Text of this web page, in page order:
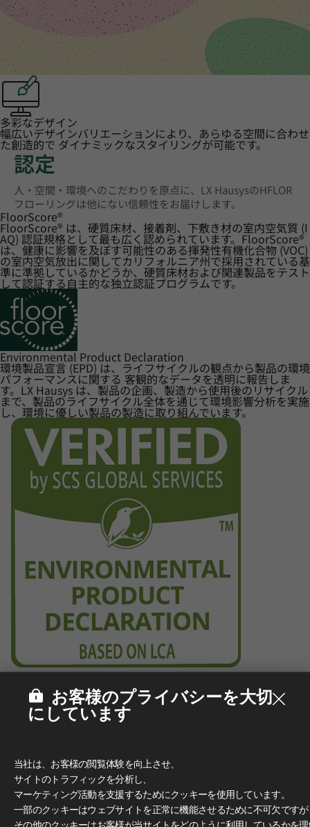
多彩なデザイン
幅広いデザインバリエーションにより、あらゆる空間に合わせ
た創造的で ダイナミックなスタイリングが可能です。
認定
人・空間・環境へのこだわりを原点に、LX HausysのHFLOR
フローリングは他にない信頼性をお届けします。
FloorScore®
FloorScore® は、硬質床材、接着剤、下敷き材の室内空気質 (I
AQ) 認証規格として最も広く認められています。FloorScore®
は、健康に影響を及ぼす可能性のある揮発性有機化合物 (VOC)
の室内空気放出に関してカリフォルニア州で採用されている基
準に準拠しているかどうか、硬質床材および関連製品をテスト
して認証する自主的な独立認証プログラムです。
Environmental Product Declaration
環境製品宣言 (EPD) は、ライフサイクルの観点から製品の環境
パフォーマンスに関する 客観的なデータを透明に報告しま
す。LX Hausys は、製品の企画、製造から使用後のリサイクル
まで、製品のライフサイクル全体を通じて環境影響分析を実施
し、環境に優しい製品の製造に取り組んでいます。
お客様のプライバシーを大切
にしています
当社は、お客様の閲覧体験を向上させ、
サイトのトラフィックを分析し、
マーケティング活動を支援するためにクッキーを使用しています。
一部のクッキーはウェブサイトを正常に機能させるために不可欠です
その他のクッキーはお客様が当サイトをどのように利用しているかを